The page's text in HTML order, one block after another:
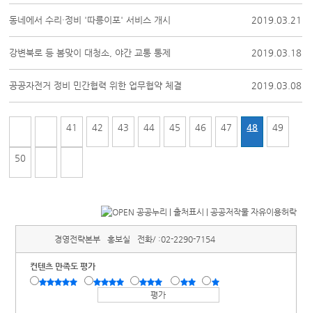
동네에서 수리·정비 '따릉이포' 서비스 개시 2019.03.21
강변북로 등 봄맞이 대청소, 야간 교통 통제 2019.03.18
공공자전거 정비 민간협력 위한 업무협약 체결 2019.03.08
41 42 43 44 45 46 47 48 49
50
경영전략본부 홍보실 전화/ :02-2290-7154
컨텐츠 만족도 평가